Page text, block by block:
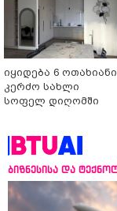
იყიდება 6 ოთახიანი
კერძო სახლი
სოფელ დიღომში
ბიზნესისა და